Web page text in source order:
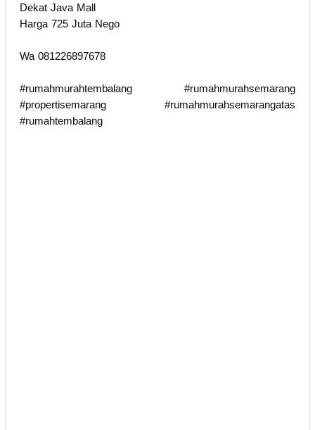
Dekat Java Mall
Harga 725 Juta Nego
Wa 081226897678
#rumahmurahtembalang #rumahmurahsemarang
#propertisemarang #rumahmurahsemarangatas
#rumahtembalang